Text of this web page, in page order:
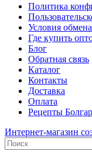
Политика
Условия
Где купить
Блог
Обратная связь
Каталог
Контакты
Доставка
Оплата
Рецепты
Интернет-магазин